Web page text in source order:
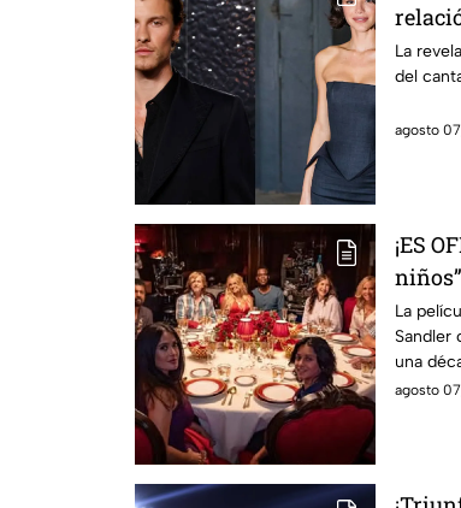
la
La
del
agosto
¡ES
estos
La
Sandler
una
agosto